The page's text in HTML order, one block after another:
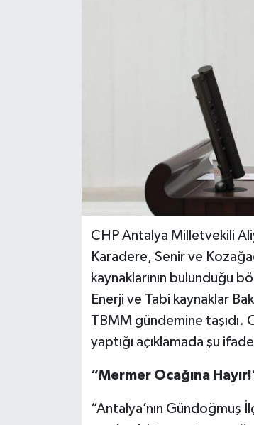
CHP Antalya Milletvekili
Karadere, Senir ve
kaynaklarının bulunduğu
Enerji ve Tabi kaynaklar
TBMM gündemine taşıdı.
yaptığı açıklamada şu
“Mermer Ocağına
“Antalya’nın Gündoğmuş